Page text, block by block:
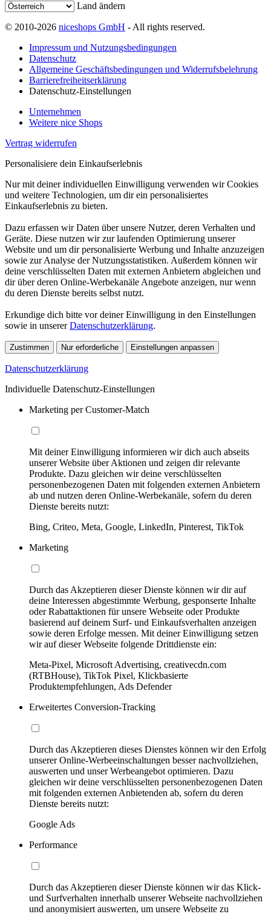
Land ändern
© 2010-2026 niceshops GmbH - All rights reserved.
Impressum und Nutzungsbedingungen
Datenschutz
Allgemeine Geschäftsbedingungen und Widerrufsbelehrung
Barrierefreiheitserklärung
Datenschutz-Einstellungen
Unternehmen
Weitere nice Shops
Vertrag widerrufen
Personalisiere dein Einkaufserlebnis
Nur mit deiner individuellen Einwilligung verwenden wir Cookies
und weitere Technologien, um dir ein personalisiertes
Einkaufserlebnis zu bieten.
Dazu erfassen wir Daten über unsere Nutzer, deren Verhalten und
Geräte. Diese nutzen wir zur laufenden Optimierung unserer
Website und um dir personalisierte Werbung und Inhalte anzuzeigen
sowie zur Analyse der Nutzungsstatistiken. Außerdem können wir
deine verschlüsselten Daten mit externen Anbietern abgleichen und
dir über deren Online-Werbekanäle Angebote anzeigen, nur wenn
du deren Dienste bereits selbst nutzt.
Erkundige dich bitte vor deiner Einwilligung in den Einstellungen
sowie in unsererDatenschutzerklärung.
Zustimmen Nur erforderliche Einstellungen anpassen
Datenschutzerklärung
Individuelle Datenschutz-Einstellungen
Marketing per Customer-Match
Mit deiner Einwilligung informieren wir dich auch abseits
unserer Website über Aktionen und zeigen dir relevante
Produkte. Dazu gleichen wir deine verschlüsselten
personenbezogenen Daten mit folgenden externen Anbietern
ab und nutzen deren Online-Werbekanäle, sofern du deren
Dienste bereits nutzt:
Bing, Criteo, Meta, Google, LinkedIn, Pinterest, TikTok
Marketing
Durch das Akzeptieren dieser Dienste können wir dir auf
deine Interessen abgestimmte Werbung, gesponserte Inhalte
oder Rabattaktionen für unsere Webseite oder Produkte
basierend auf deinem Surf- und Einkaufsverhalten anzeigen
sowie deren Erfolge messen. Mit deiner Einwilligung setzen
wir auf dieser Webseite folgende Drittdienste ein:
Meta-Pixel, Microsoft Advertising, creativecdn.com
(RTBHouse), TikTok Pixel, Klickbasierte
Produktempfehlungen, Ads Defender
Erweitertes Conversion-Tracking
Durch das Akzeptieren dieses Dienstes können wir den Erfolg
unserer Online-Werbeeinschaltungen besser nachvollziehen,
auswerten und unser Werbeangebot optimieren. Dazu
gleichen wir deine verschlüsselten personenbezogenen Daten
mit folgenden externen Anbietenden ab, sofern du deren
Dienste bereits nutzt:
Google Ads
Performance
Durch das Akzeptieren dieser Dienste können wir das Klick-
und Surfverhalten innerhalb unserer Webseite nachvollziehen
und anonymisiert auswerten, um unsere Webseite zu